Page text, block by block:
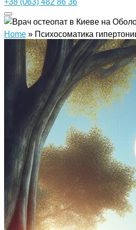
+38 (063) 482 86 36
Home » Психосоматика